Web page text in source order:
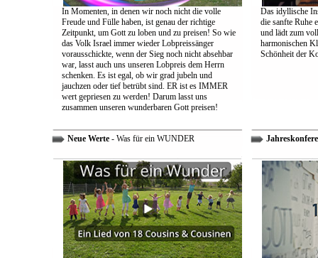
In Momenten, in denen wir noch nicht die volle
Freude und Fülle haben, ist genau der richtige
Zeitpunkt, um Gott zu loben und zu preisen! So wie
das Volk Israel immer wieder Lobpreissänger
vorausschickte, wenn der Sieg noch nicht absehbar
war, lasst auch uns unseren Lobpreis dem Herrn
schenken. Es ist egal, ob wir grad jubeln und
jauchzen oder tief betrübt sind. ER ist es IMMER
wert gepriesen zu werden! Darum lasst uns
zusammen unseren wunderbaren Gott preisen!
Das idyllische
die sanfte Ruhe
und lädt zum
harmonischen
Schönheit der
Neue Werte- Was für ein WUNDER